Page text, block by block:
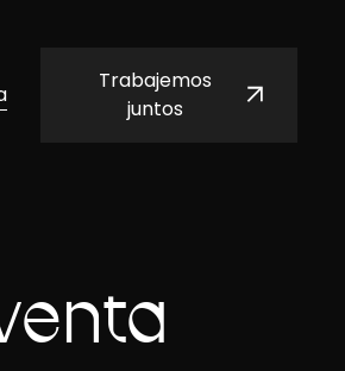
Trabajemos
juntos